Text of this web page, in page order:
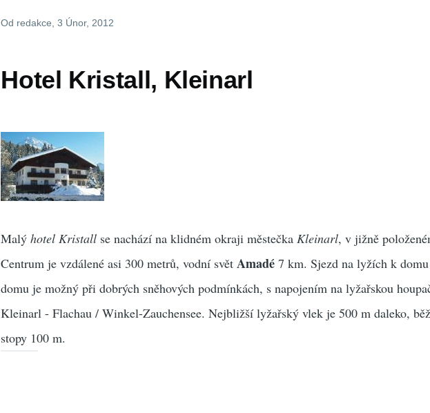
Od redakce , 3 Únor, 2012
Hotel Kristall, Kleinarl
Malýhotel Kristall se nachází na klidném okraji městečkaKleinarl, v jižně
Centrum je vzdálené asi 300 metrů, vodní světAmadé 7 km. Sjezd na lyžích k
domu je možný při dobrých sněhových podmínkách, s napojením na lyžařskou
Kleinarl - Flachau / Winkel-Zauchensee. Nejbližší lyžařský vlek je 500 m daleko,
stopy 100 m.